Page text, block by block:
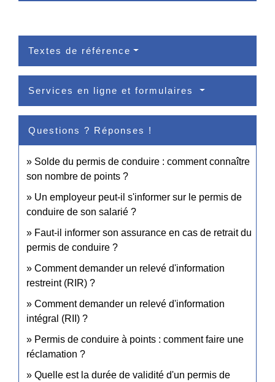
Textes de référence
Services en ligne et formulaires
Questions ? Réponses !
Solde du permis de conduire : comment connaître
son nombre de points ?
Un employeur peut-il s'informer sur le permis de
conduire de son salarié ?
Faut-il informer son assurance en cas de retrait du
permis de conduire ?
Comment demander un relevé d'information
restreint (RIR) ?
Comment demander un relevé d'information
intégral (RII) ?
Permis de conduire à points : comment faire une
réclamation ?
Quelle est la durée de validité d'un permis de